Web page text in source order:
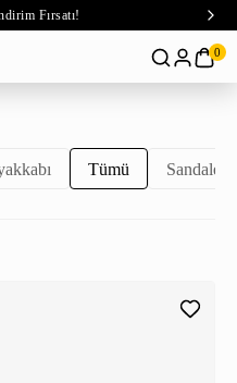
Fırsatı!
0
Tümü Sandalet